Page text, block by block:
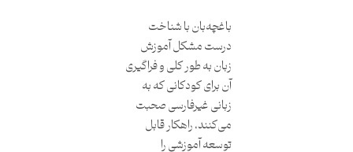
باغچه‌بان با شناخت
درست مشکل آموزش
زبان به طور کلی و فراگیری
آن برای کودکانی که به
زبانی غیرفارسی صحبت
می‌کنند، راهکار قابل
توسعه آموزشی را